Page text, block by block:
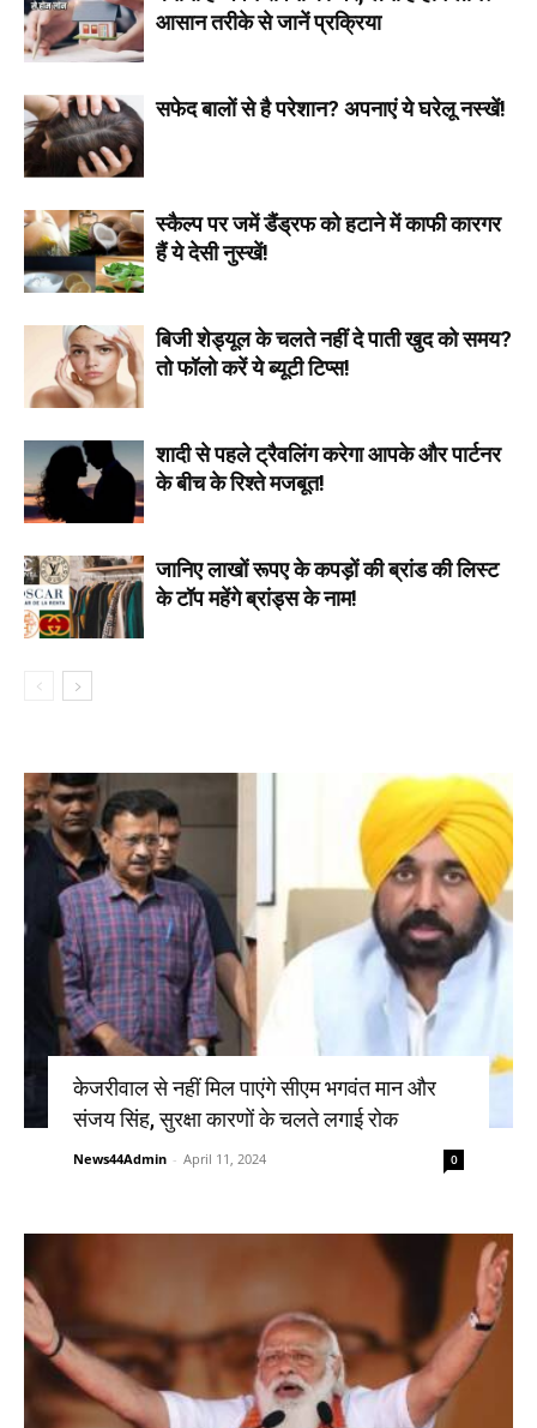
आसान तरीके से जानें प्रक्रिया
सफेद बालों से है परेशान? अपनाएं ये घरेलू नस्खें!
स्कैल्प पर जमें डैंड्रफ को हटाने में काफी कारगर
हैं ये देसी नुस्खें!
बिजी शेड्यूल के चलते नहीं दे पाती खुद को समय?
तो फॉलो करें ये ब्यूटी टिप्स!
शादी से पहले ट्रैवलिंग करेगा आपके और पार्टनर
के बीच के रिश्ते मजबूत!
जानिए लाखों रूपए के कपड़ों की ब्रांड की लिस्ट
के टॉप महेंगे ब्रांड्स के नाम!
केजरीवाल से नहीं मिल पाएंगे सीएम भगवंत मान और
संजय सिंह, सुरक्षा कारणों के चलते लगाई रोक
News44Admin - April 11, 2024 0